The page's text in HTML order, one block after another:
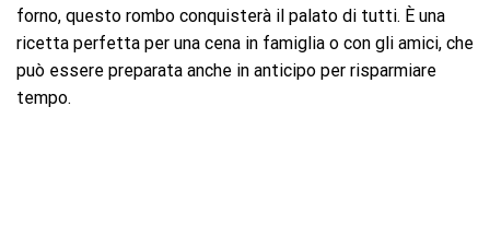
forno, questo rombo conquisterà il palato di tutti. È una
ricetta perfetta per una cena in famiglia o con gli amici, che
può essere preparata anche in anticipo per risparmiare
tempo.